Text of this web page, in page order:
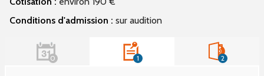
Conditions d'admission : sur audition
0 1 2